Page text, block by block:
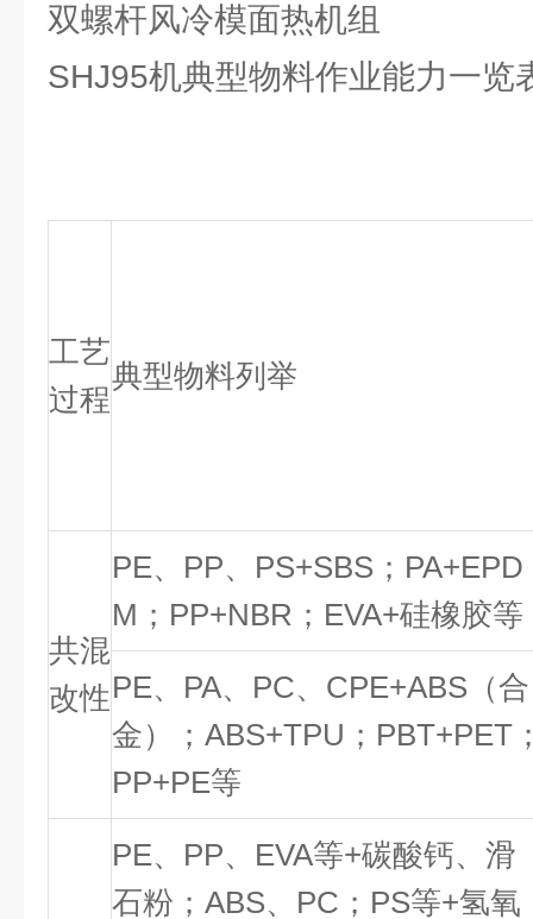
双螺杆风冷模面热机组
SHJ95机典型物料作业能力一览
工艺
过程
典型物料列举
共混
改性
PE、PP、PS+SBS；PA+EPD
M；PP+NBR；EVA+硅橡胶等
PE、PA、PC、CPE+ABS（合
金）；ABS+TPU；PBT+PET
PP+PE等
PE、PP、EVA等+碳酸钙、滑
石粉；ABS、PC；PS等+氢氧